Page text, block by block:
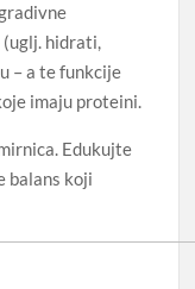
hidrati,
– a te funkcije
imaju proteini.
Edukujte
balans koji